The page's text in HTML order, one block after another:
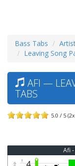
Bass Tabs
Leaving Song
AFI —
TABS
5.0 / 5
Afi